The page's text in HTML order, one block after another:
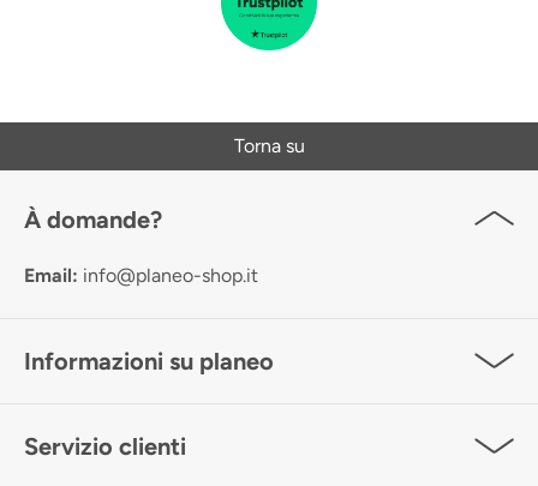
Torna su
À domande?
Email: info@planeo-shop.it
Informazioni su planeo
Servizio clienti